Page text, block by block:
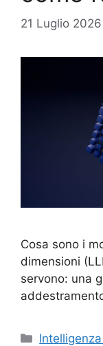
21 Luglio 2026
Cosa sono i
dimensioni
servono: una
Categorie